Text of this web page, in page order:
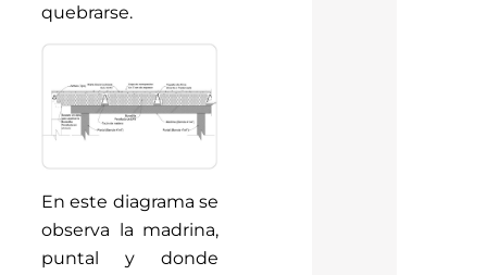
quebrarse.
En este diagrama se
observa la madrina,
puntal y donde